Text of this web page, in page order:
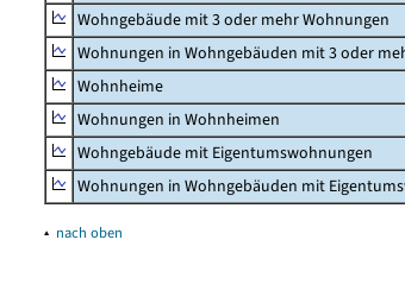
Wohngebäude mit 3 oder mehr Wohnungen
Wohnungen in Wohngebäuden mit 3 oder
Wohnheime
Wohnungen in Wohnheimen
Wohngebäude mit Eigentumswohnungen
Wohnungen in Wohngebäuden mit
▴ nach oben